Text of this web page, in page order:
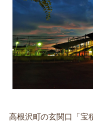
高根沢町の玄関口「宝